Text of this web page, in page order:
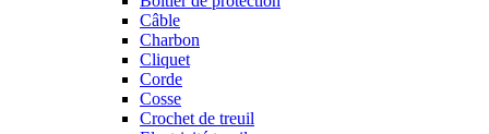
Câble
Charbon
Cliquet
Corde
Cosse
Crochet de treuil